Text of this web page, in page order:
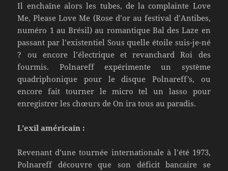
Il enchaîne alors les tubes, de la complainte Love
Me, Please Love Me (Rose d’or au festival d’Antibes,
numéro 1 au Brésil) au romantique Bal des Laze en
passant par l’existentiel Sous quelle étoile suis-je-né
? ou encore l’électrique et revanchard Roi des
fourmis. Polnareff expérimente un système
quadriphonique pour le disque Polnareff’s, ou
encore fait tourner le micro tel un lasso pour
enregistrer les chœurs de On ira tous au paradis.
L’exil américain :
Revenant d’une tournée internationale à l’été 1973,
Polnareff découvre que son déficit bancaire se